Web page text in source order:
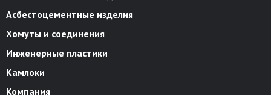
Асбестоцементные изделия
Хомуты и соединения
Инженерные пластики
Камлоки
Компания